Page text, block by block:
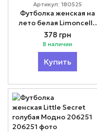
Артикул: 180525
Футболка женская на
лето белая Limoncello
Модно 180525
378 грн
В наличии
Купить